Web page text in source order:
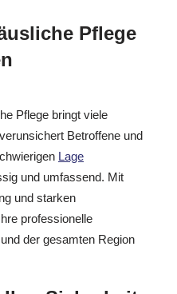
Pflege
Pflege bringt viele
Betroffene und
Lage
und umfassend. Mit
und starken
professionelle
der gesamten Region